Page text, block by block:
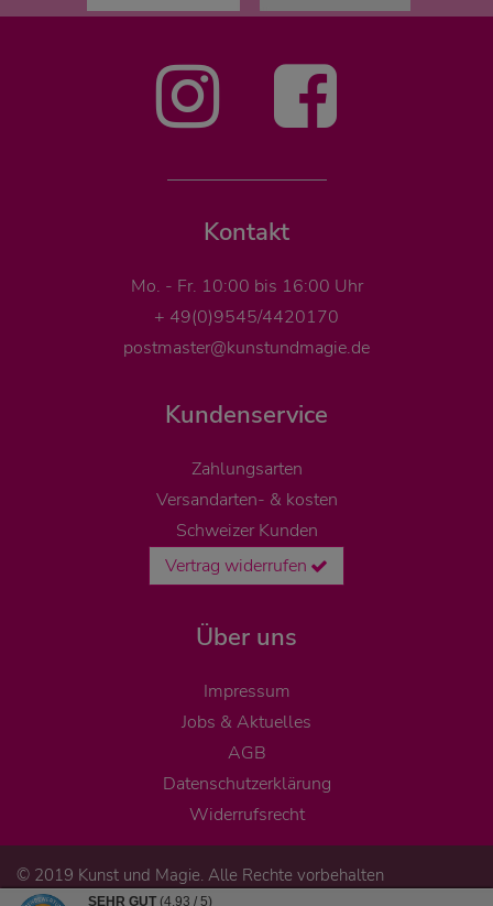
Kontakt
Mo. - Fr. 10:00 bis 16:00 Uhr
+ 49(0)9545/4420170
postmaster@kunstundmagie.de
Kundenservice
Zahlungsarten
Versandarten- & kosten
Schweizer Kunden
Vertrag widerrufen
Über uns
Impressum
Jobs & Aktuelles
AGB
Datenschutzerklärung
Widerrufsrecht
© 2019 Kunst und Magie. Alle Rechte vorbehalten
SEHR GUT (4.93 / 5)